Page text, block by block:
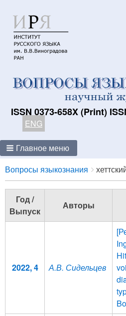
ISSN 0373-658X (Print)
ENG
Главное меню
Breadcrumbs
You
are
here:
Вопросы языкознания
Год /
Выпуск
Авторы
2022, 4 А.В. Сидельцев